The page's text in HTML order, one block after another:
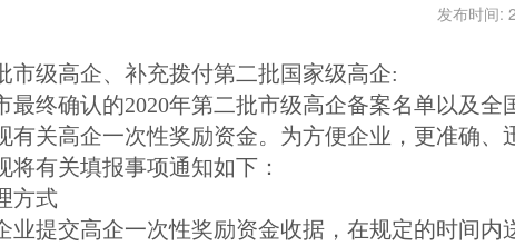
发布时间:
市级高企、补充拨付第二批国家级高企:
确认的2020年第二批市级高企备案名单以及全
有关高企一次性奖励资金。为方便企业，更准确
将有关填报事项通知如下：
式
交高企一次性奖励资金收据，在规定的时间内